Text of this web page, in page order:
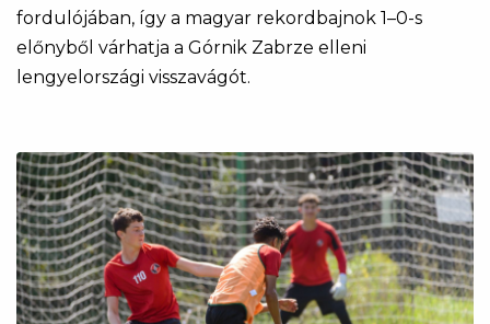
fordulójában, így a magyar rekordbajnok 1–0-s
előnyből várhatja a Górnik Zabrze elleni
lengyelországi visszavágót.